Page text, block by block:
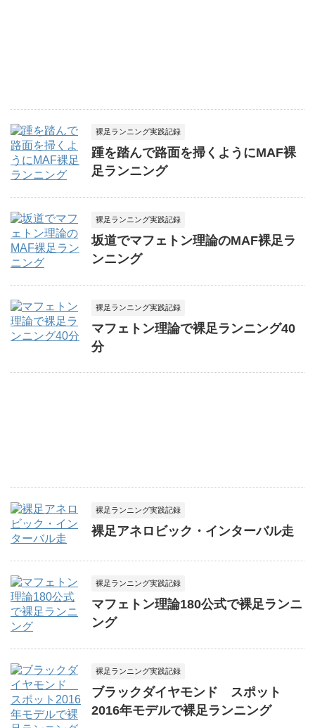
裸足ランニング実践記録
踵を踏んで路面を掃くようにMAF裸
足ランニング
裸足ランニング実践記録
坂道でマフェトン理論のMAF裸足ラ
ンニング
裸足ランニング実践記録
マフェトン理論で裸足ランニング40
分
裸足ランニング実践記録
裸足アネロビック・インターバル走
裸足ランニング実践記録
マフェトン理論180公式で裸足ランニ
ング
裸足ランニング実践記録
ブラックダイヤモンド スポット
2016年モデルで裸足ランニング